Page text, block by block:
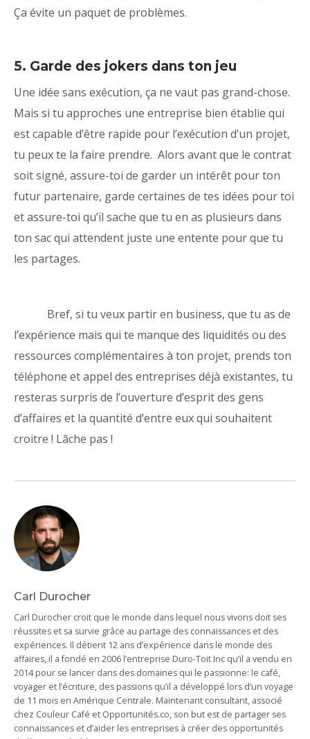
Ça évite un paquet de problèmes.
5. Garde des jokers dans ton jeu
Une idée sans exécution, ça ne vaut pas grand-chose.
Mais si tu approches une entreprise bien établie qui
est capable d’être rapide pour l’exécution d’un projet,
tu peux te la faire prendre. Alors avant que le contrat
soit signé, assure-toi de garder un intérêt pour ton
futur partenaire, garde certaines de tes idées pour toi
et assure-toi qu’il sache que tu en as plusieurs dans
ton sac qui attendent juste une entente pour que tu
les partages.
Bref, si tu veux partir en business, que tu as de
l’expérience mais qui te manque des liquidités ou des
ressources complémentaires à ton projet, prends ton
téléphone et appel des entreprises déjà existantes, tu
resteras surpris de l’ouverture d’esprit des gens
d’affaires et la quantité d’entre eux qui souhaitent
croitre ! Lâche pas !
Carl Durocher
Carl Durocher croit que le monde dans lequel nous vivons doit ses
réussites et sa survie grâce au partage des connaissances et des
expériences. Il détient 12 ans d’expérience dans le monde des
affaires, il a fondé en 2006 l’entreprise Duro-Toit Inc qu’il a vendu en
2014 pour se lancer dans des domaines qui le passionne: le café,
voyager et l’écriture, des passions qu’il a développé lors d’un voyage
de 11 mois en Amérique Centrale. Maintenant consultant, associé
chez Couleur Café et Opportunités.co, son but est de partager ses
connaissances et d’aider les entreprises à créer des opportunités